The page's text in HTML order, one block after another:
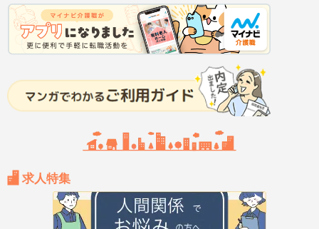
求人特集